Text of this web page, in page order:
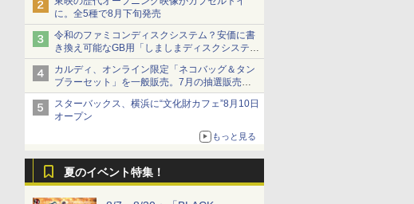
に。全5種で8月下旬発売
令和のファミコンディスクシステム？安価に書
き換え可能なGB用「しましまディスクシステ
ム」
カルディ、オンライン限定「ネコバッグ＆タン
ブラーセット」を一般販売。7月の抽選販売の
当選無効分
スターバックス、横浜に“文化財カフェ”8月10日
オープン
もっと見る
夏のイベント特集！